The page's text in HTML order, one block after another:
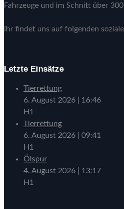
Fahrzeuge und im Schnitt über
Ihr findet uns auf folgenden
Letzte Einsätze
Tierrettung
6. August 2026
16:46
H1
Tierrettung
6. August 2026
09:41
H1
Ölspur
4. August 2026
13:17
H1